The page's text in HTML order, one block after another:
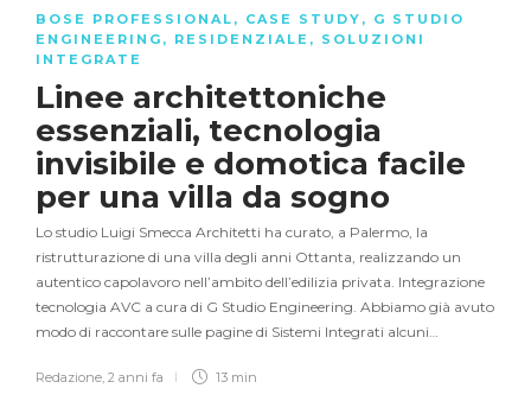
BOSE PROFESSIONAL , CASE STUDY , G STUDIO
ENGINEERING , RESIDENZIALE , SOLUZIONI
INTEGRATE
Linee architettoniche
essenziali, tecnologia
invisibile e domotica facile
per una villa da sogno
Lo studio Luigi Smecca Architetti ha curato, a Palermo, la
ristrutturazione di una villa degli anni Ottanta, realizzando un
autentico capolavoro nell’ambito dell’edilizia privata. Integrazione
tecnologia AVC a cura di G Studio Engineering. Abbiamo già avuto
modo di raccontare sulle pagine di Sistemi Integrati alcuni…
Redazione 2 anni fa 13 min